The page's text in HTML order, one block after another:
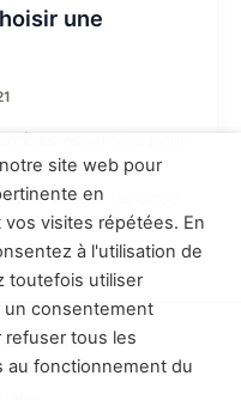
une
essentiels pour
article va vous
propre réponse
de vente
site web pour
en
visites répétées. En
à l'utilisation de
toutefois utiliser
un consentement
refuser tous les
au fonctionnement du